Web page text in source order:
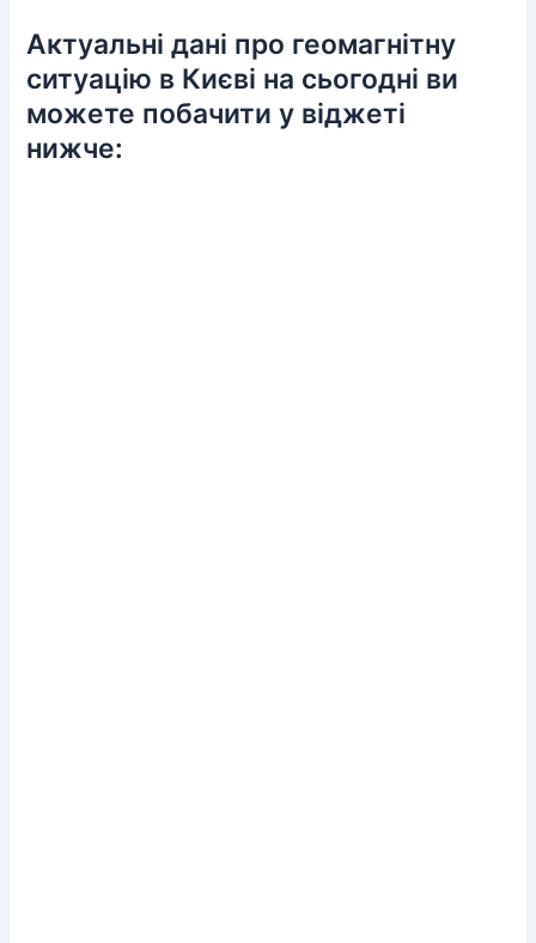
Актуальні дані про геомагнітну
ситуацію в Києві на сьогодні ви
можете побачити у віджеті
нижче: